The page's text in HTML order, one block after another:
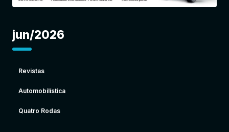
jun/2026
Revistas
Automobilística
Quatro Rodas